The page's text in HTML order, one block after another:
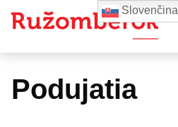
Podujatia
Slovenčina